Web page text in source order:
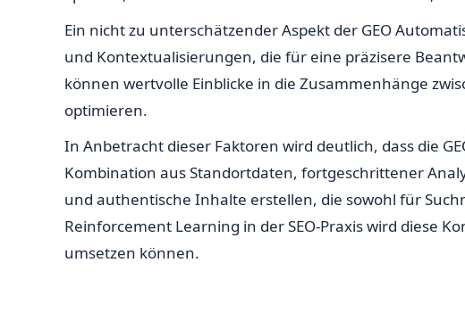
Ein nicht zu unterschätzender Aspekt der GEO
und Kontextualisierungen, die für eine präzisere
können wertvolle Einblicke in die Zusammenhänge
optimieren.
In Anbetracht dieser Faktoren wird deutlich, dass die
Kombination aus Standortdaten, fortgeschrittener
und authentische Inhalte erstellen, die sowohl für
Reinforcement Learning in der SEO-Praxis wird diese
umsetzen können.